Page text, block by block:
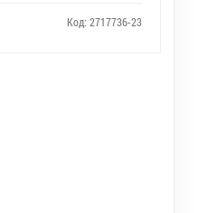
Код: 2717736-23